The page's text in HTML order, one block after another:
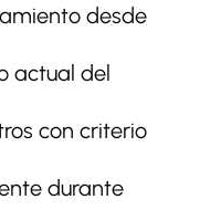
desde
actual del
con criterio
durante